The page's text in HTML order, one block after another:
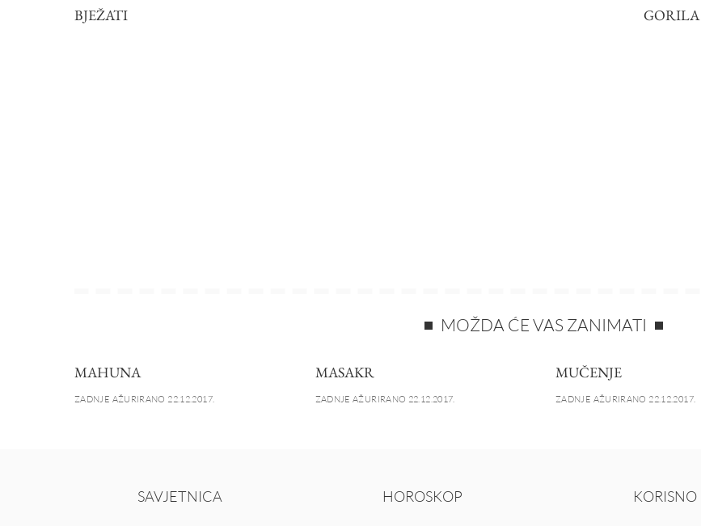
BJEŽATI GORILA
MOŽDA ĆE VAS ZANIMATI
MAHUNA
ZADNJE AŽURIRANO 22.12.2017.
MASAKR
ZADNJE AŽURIRANO 22.12.2017.
MUČENJE
ZADNJE AŽURIRANO 22.12.2017.
SAVJETNICA HOROSKOP KORISNO